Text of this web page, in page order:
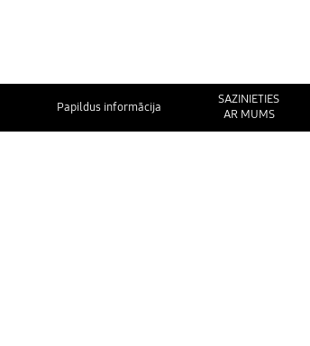
Papildus informācija
SAZINIETIES
AR MUMS